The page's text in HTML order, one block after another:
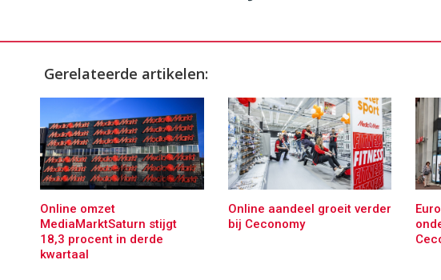
Gerelateerde artikelen:
Online omzet
MediaMarktSaturn stijgt
18,3 procent in derde
kwartaal
Online aandeel groeit verder
bij Ceconomy